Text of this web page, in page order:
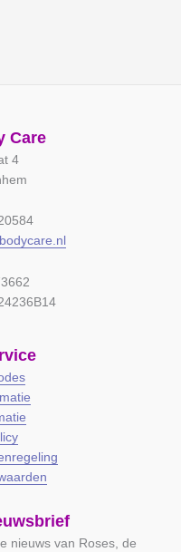
Care
4
nieuws van Roses, de